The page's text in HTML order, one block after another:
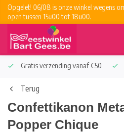
Opgelet! 06/08 is onze winkel wegens
open tussen 15u00 tot 18u00.
Gratis verzending vanaf €50
Terug
Confettikanon
Popper Chique